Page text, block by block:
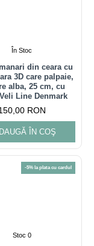
În Stoc
din ceara cu
3D care palpaie,
alba, 25 cm, cu
Line Denmark
RON
ÎN COŞ
-5% la plata cu cardul
Stoc 0